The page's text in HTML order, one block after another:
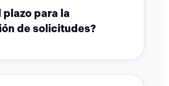
plazo para la
de solicitudes?